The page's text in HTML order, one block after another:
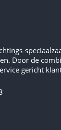
Door de
gericht